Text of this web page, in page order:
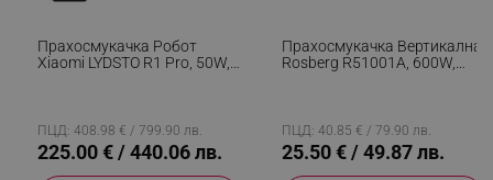
Прахосмукачка Робот
Xiaomi LYDSTO R1 Pro, 50W,
Отпадъци, Автономия До
200 Мин, Черен
ПЦД: 408.98 € / 799.90 лв.
225.00 € / 440.06 лв.
Прахосмукачка Вертикална
Rosberg R51001A, 600W,
ПЦД: 40.85 € / 79.90 лв.
25.50 € / 49.87 лв.